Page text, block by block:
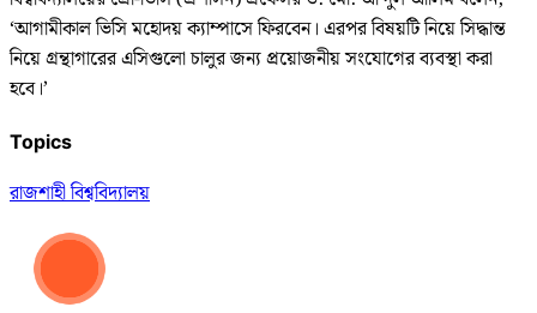
‘আগামীকাল ভিসি মহোদয় ক্যাম্পাসে ফিরবেন। এরপর বিষয়টি নিয়ে সিদ্ধান্ত
নিয়ে গ্রন্থাগারের এসিগুলো চালুর জন্য প্রয়োজনীয় সংযোগের ব্যবস্থা করা
হবে।’
Topics
রাজশাহী বিশ্ববিদ্যালয়